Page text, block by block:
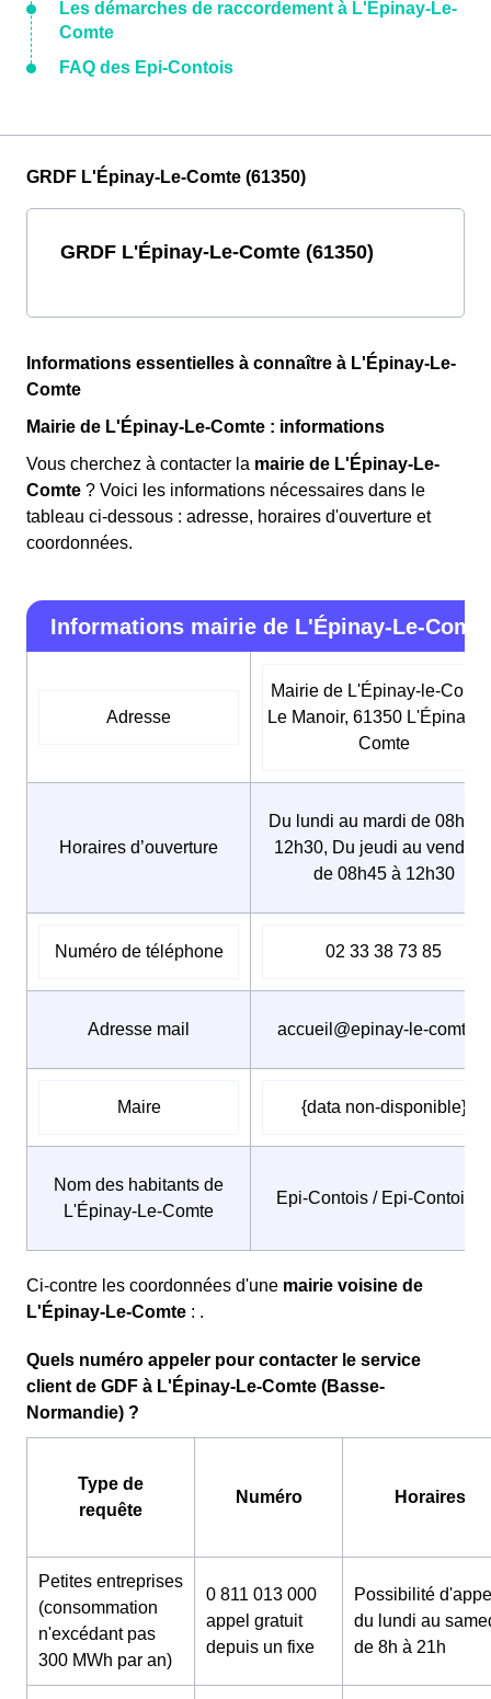
Les démarches de raccordement à L'Épinay-Le-
Comte
FAQ des Epi-Contois
GRDF L'Épinay-Le-Comte (61350)
GRDF L'Épinay-Le-Comte (61350)
Informations essentielles à connaître à L'Épinay-Le-
Comte
Mairie de L'Épinay-Le-Comte : informations
Vous cherchez à contacter la mairie de L'Épinay-Le-
Comte ? Voici les informations nécessaires dans le
tableau ci-dessous : adresse, horaires d'ouverture et
coordonnées.
Informations mairie de L'Épinay-Le-
Adresse
Mairie de L'Épinay-le-
Le Manoir, 61350 L'Épinay-
Comte
Horaires d’ouverture
Du lundi au mardi de 08h45
12h30, Du jeudi au
de 08h45 à 12h30
Numéro de téléphone 02 33 38 73 85
Adresse mail accueil@epinay-le-comte.fr
Maire {data non-disponible}
Nom des habitants de
L'Épinay-Le-Comte
Epi-Contois / Epi-Contoises
Ci-contre les coordonnées d'une mairie voisine de
L'Épinay-Le-Comte : .
Quels numéro appeler pour contacter le service
client de GDF à L'Épinay-Le-Comte (Basse-
Normandie) ?
Type de
requête
Numéro Horaires
Petites entreprises
(consommation
n'excédant pas
300 MWh par an)
0 811 013 000
appel gratuit
depuis un fixe
Possibilité
du lundi au
de 8h à 21h